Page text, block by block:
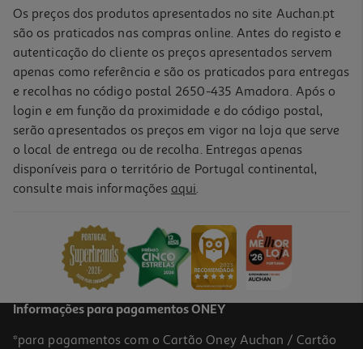
Teclado Gaming Razer Ornata V3 Rgb
69,99 €
Os preços dos produtos apresentados no site Auchan.pt
são os praticados nas compras online. Antes do registo e
autenticação do cliente os preços apresentados servem
apenas como referência e são os praticados para entregas
e recolhas no código postal 2650-435 Amadora. Após o
login e em função da proximidade e do código postal,
serão apresentados os preços em vigor na loja que serve
o local de entrega ou de recolha. Entregas apenas
disponíveis para o território de Portugal continental,
consulte mais informações aqui.
Informações para pagamentos ONEY
*para pagamentos com o Cartão Oney Auchan / Cartão